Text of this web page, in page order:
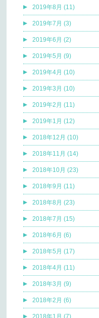
2019年8月 (11)
2019年7月 (3)
2019年6月 (2)
2019年5月 (9)
2019年4月 (10)
2019年3月 (10)
2019年2月 (11)
2019年1月 (12)
2018年12月 (10)
2018年11月 (14)
2018年10月 (23)
2018年9月 (11)
2018年8月 (23)
2018年7月 (15)
2018年6月 (6)
2018年5月 (17)
2018年4月 (11)
2018年3月 (9)
2018年2月 (6)
2018年1月 (7)